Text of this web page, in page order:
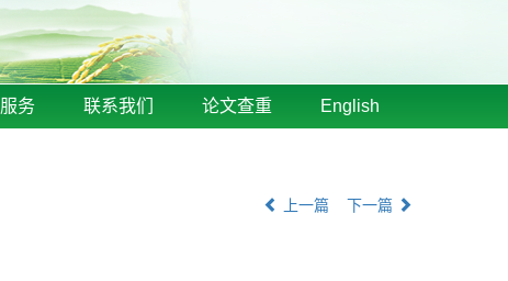
务 联系我们 论文查重 English
上一篇 下一篇